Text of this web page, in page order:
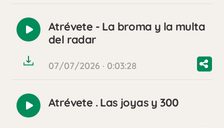
Reproducir
audio
Atrévete - La broma y la multa
del radar
07/07/2026 · 0:03:28
Reproducir
audio
Atrévete . Las joyas y 300